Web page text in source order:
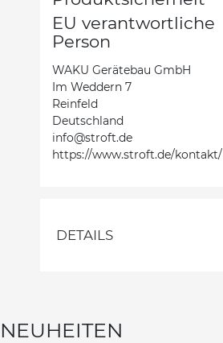
EU verantwortliche
Person
WAKU Gerätebau GmbH
Im Weddern 7
Reinfeld
Deutschland
info@stroft.de
https://www.stroft.de/kontakt/
DETAILS
NEUHEITEN